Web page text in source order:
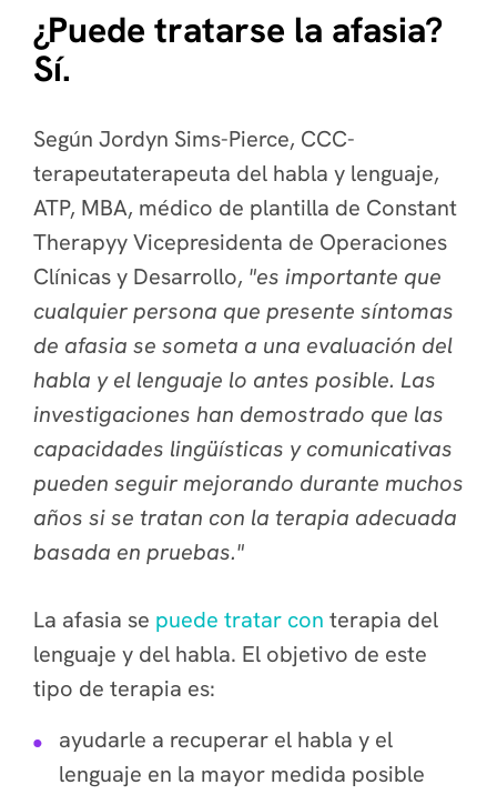
¿Puede tratarse la afasia?
Sí.
Según Jordyn Sims-Pierce, CCC-
terapeutaterapeuta del habla y lenguaje,
ATP, MBA, médico de plantilla de Constant
Therapyy Vicepresidenta de Operaciones
Clínicas y Desarrollo, "es importante que
cualquier persona que presente síntomas
de afasia se someta a una evaluación del
habla y el lenguaje lo antes posible. Las
investigaciones han demostrado que las
capacidades lingüísticas y comunicativas
pueden seguir mejorando durante muchos
años si se tratan con la terapia adecuada
basada en pruebas."
La afasia se puede tratar con terapia del
lenguaje y del habla. El objetivo de este
tipo de terapia es:
ayudarle a recuperar el habla y el
lenguaje en la mayor medida posible